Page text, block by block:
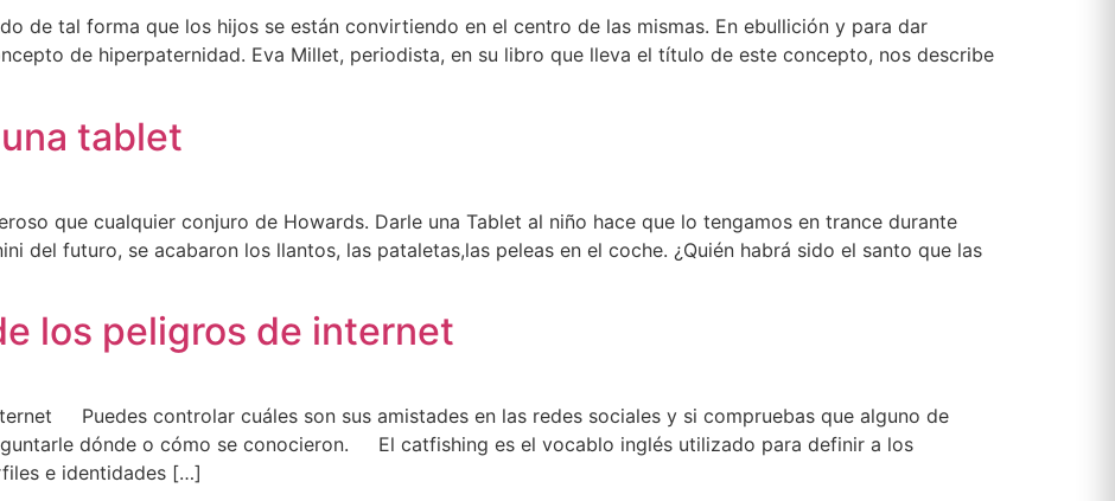
de tal forma que los hijos se están convirtiendo en el centro de las mismas. En ebullición y para dar
de hiperpaternidad. Eva Millet, periodista, en su libro que lleva el título de este concepto, nos describe
tablet
que cualquier conjuro de Howards. Darle una Tablet al niño hace que lo tengamos en trance durante
del futuro, se acabaron los llantos, las pataletas,las peleas en el coche. ¿Quién habrá sido el santo que las
los peligros de internet
Puedes controlar cuáles son sus amistades en las redes sociales y si compruebas que alguno de
dónde o cómo se conocieron. El catfishing es el vocablo inglés utilizado para definir a los
e identidades […]